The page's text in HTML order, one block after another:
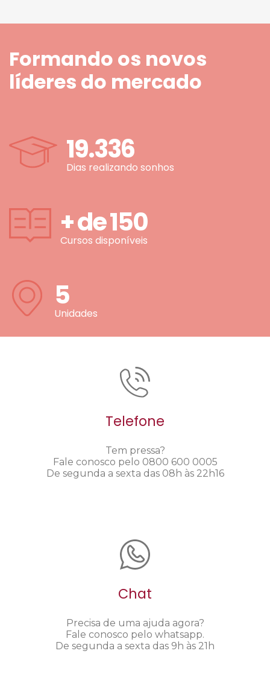
Formando os novos
líderes do mercado
19.336
Dias realizando sonhos
+ de150
Cursos disponíveis
5
Unidades
Telefone
Tem pressa?
Fale conosco pelo 0800 600 0005
De segunda a sexta das 08h às 22h16
Chat
Precisa de uma ajuda agora?
Fale conosco pelo whatsapp.
De segunda a sexta das 9h às 21h